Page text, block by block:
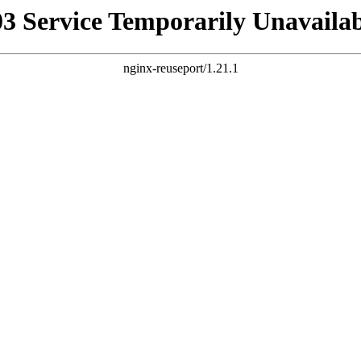
Service Temporarily
nginx-reuseport/1.21.1